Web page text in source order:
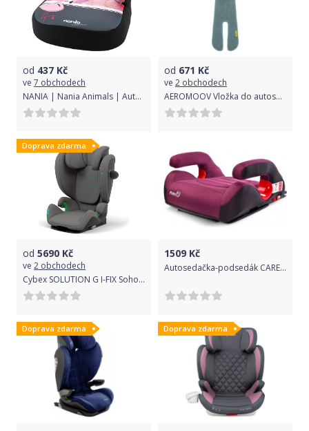
od 437 Kč
ve 7 obchodech
NANIA | Nania Animals | Autosedačka-podsedák Nania Dream Flamingo 2020 | Růžová |
od 671 Kč
ve 2 obchodech
AEROMOOV Vložka do autosedačky Mint 15-36 kg
Doprava zdarma
od 5690 Kč
ve 2 obchodech
Cybex SOLUTION G I-FIX Soho Grey | mid grey 2022
1509 Kč
Autosedačka-podsedák CARETERO Puma Isofix cherry 2020, Růžová
Doprava zdarma Doprava zdarma